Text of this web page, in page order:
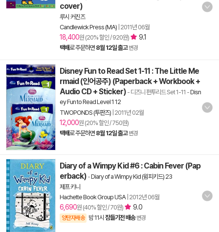
cover)
루시 커진즈
Candlewick Press (MA) 2011년 06월
18,400원 (20% 할인 / 920원) 9.1
택배로 주문하면 8월 12일 출고 변경
Disney Fun to Read Set 1-11 : The Little Me
rmaid (인어공주) (Paperback + Workbook +
Audio CD + Sticker) - 디즈니 펀투리드 Set 1-11 -Disn
ey Fun to Read Level 1 12
TWOPONDS (투판즈) 2011년 02월
12,000원 (20% 할인 / 750원)
택배로 주문하면 8월 12일 출고 변경
Diary of a Wimpy Kid #6 : Cabin Fever (Pap
erback) -Diary of a Wimpy Kid (윔피키드) 23
제프 키니
Hachette Book Group USA| 2012년 06월
6,690원 (40% 할인 / 70원) 9.0
양탄자배송 밤 11시 잠들기전 배송 변경